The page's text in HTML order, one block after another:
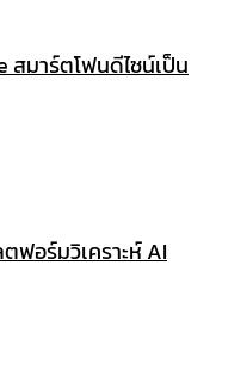
สมาร์ตโฟนดีไซน์เป็น
ฟอร์มวิเคราะห์ AI